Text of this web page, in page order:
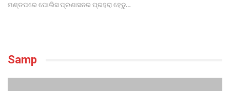
ମଣ୍ଡପରେ ପୋଲିସ ପ୍ରଶାସନର ପ୍ରହରା ହେତୁ…
Samp